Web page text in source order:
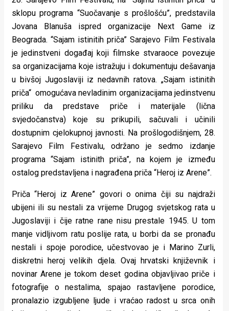
sklopu programa “Suočavanje s prošlošću”, predstavila
Jovana Blanuša ispred organizacije Next Game iz
Beograda. “Sajam istinitih priča” Sarajevo Film Festivala
je jedinstveni događaj koji filmske stvaraoce povezuje
sa organizacijama koje istražuju i dokumentuju dešavanja
u bivšoj Jugoslaviji iz nedavnih ratova. „Sajam istinitih
priča“ omogućava nevladinim organizacijama jedinstvenu
priliku da predstave priče i materijale (lična
svjedočanstva) koje su prikupili, sačuvali i učinili
dostupnim cjelokupnoj javnosti. Na prošlogodišnjem, 28.
Sarajevo Film Festivalu, održano je sedmo izdanje
programa “Sajam istinith priča”, na kojem je između
ostalog predstavljena i nagrađena priča “Heroj iz Arene”.
Priča “Heroj iz Arene” govori o onima čiji su najdraži
ubijeni ili su nestali za vrijeme Drugog svjetskog rata u
Jugoslaviji i čije ratne rane nisu prestale 1945. U tom
manje vidljivom ratu poslije rata, u borbi da se pronađu
nestali i spoje porodice, učestvovao je i Marino Zurli,
diskretni heroj velikih djela. Ovaj hrvatski književnik i
novinar Arene je tokom deset godina objavljivao priče i
fotografije o nestalima, spajao rastavljene porodice,
pronalazio izgubljene ljude i vraćao radost u srca onih